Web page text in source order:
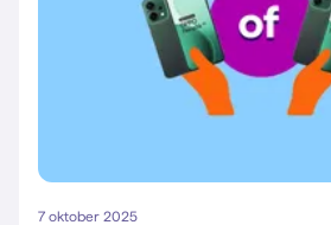
7 oktober 2025